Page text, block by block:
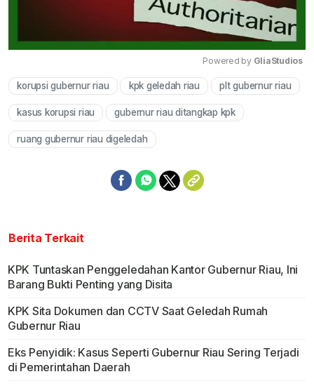
Mute
Powered by GliaStudios
korupsi gubernur riau kpk geledah riau plt gubernur riau
kasus korupsi riau gubernur riau ditangkap kpk
ruang gubernur riau digeledah
Berita Terkait
KPK Tuntaskan Penggeledahan Kantor Gubernur Riau, Ini
Barang Bukti Penting yang Disita
KPK Sita Dokumen dan CCTV Saat Geledah Rumah
Gubernur Riau
Eks Penyidik: Kasus Seperti Gubernur Riau Sering Terjadi
di Pemerintahan Daerah